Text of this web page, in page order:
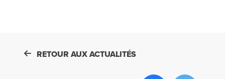
RETOUR AUX ACTUALITÉS